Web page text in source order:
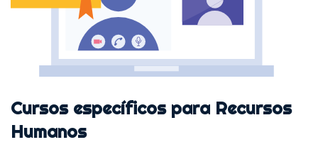
Cursos específicos para Recursos
Humanos